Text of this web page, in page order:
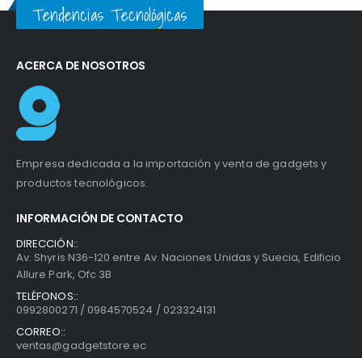
Tendencias Tecnológicas
ACERCA DE NOSOTROS
Empresa dedicada a la importación y venta de gadgets y
productos tecnológicos.
INFORMACIÓN DE CONTACTO
DIRECCIÓN::
Av. Shyris N36-120 entre Av. Naciones Unidas y Suecia, Edificio
Allure Park, Ofc 3B
TELÉFONOS::
0992800271 / 0984570524 / 023324131
CORREO::
ventas@gadgetstore.ec